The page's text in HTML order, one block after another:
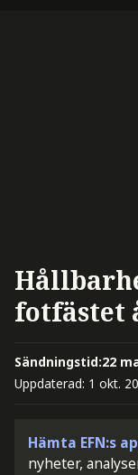
fotfästet
Sändningstid:22
Uppdaterad: 1 okt.
Hämta EFN:s
nyheter,